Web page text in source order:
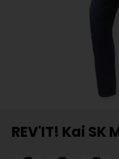
REV'IT! Kai SK